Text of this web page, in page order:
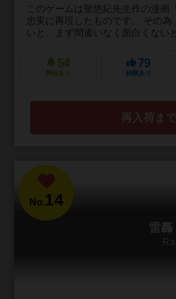
このゲームは聖悠紀先生作の漫
忠実に再現したものです。 その
いと、まず間違いなく面白くない
54
興味あり
79
経験あり
再入荷ま
No.14
雷轟